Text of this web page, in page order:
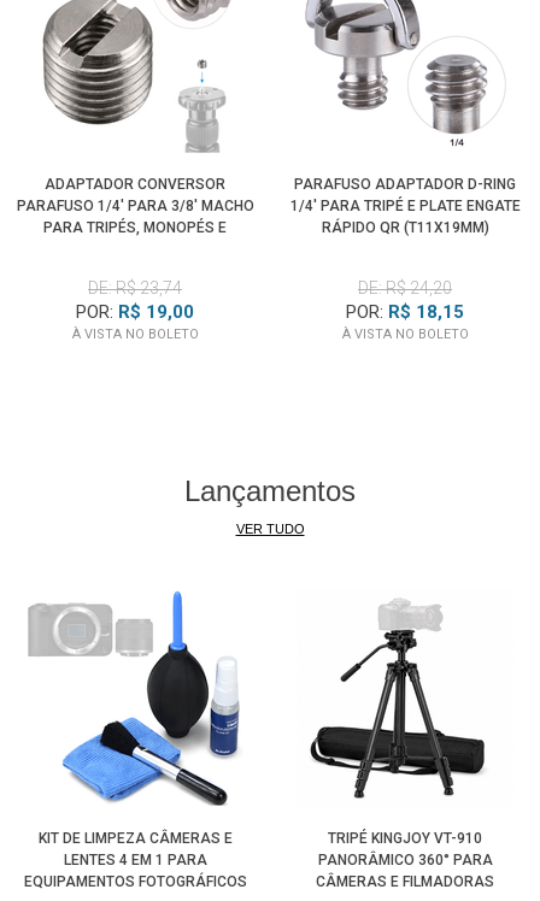
ADAPTADOR CONVERSOR
PARAFUSO 1/4' PARA 3/8' MACHO
PARA TRIPÉS, MONOPÉS E
DE: R$ 23,74
POR: R$ 19,00
À VISTA NO BOLETO
PARAFUSO ADAPTADOR D-RING
1/4' PARA TRIPÉ E PLATE ENGATE
RÁPIDO QR (T11X19MM)
DE: R$ 24,20
POR: R$ 18,15
À VISTA NO BOLETO
Lançamentos
VER TUDO
KIT DE LIMPEZA CÂMERAS E
LENTES 4 EM 1 PARA
EQUIPAMENTOS FOTOGRÁFICOS
TRIPÉ KINGJOY VT-910
PANORÂMICO 360° PARA
CÂMERAS E FILMADORAS